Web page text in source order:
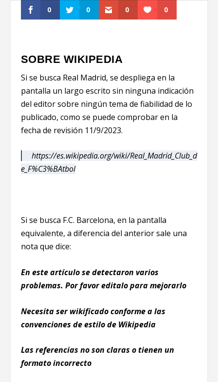
0 0 0 0
SOBRE WIKIPEDIA
Si se busca Real Madrid, se despliega en la
pantalla un largo escrito sin ninguna indicación
del editor sobre ningún tema de fiabilidad de lo
publicado, como se puede comprobar en la
fecha de revisión 11/9/2023.
https://es.wikipedia.org/wiki/Real_Madrid_Club_d
e_F%C3%BAtbol
Si se busca F.C. Barcelona, en la pantalla
equivalente, a diferencia del anterior sale una
nota que dice:
En este artículo se detectaron varios
problemas. Por favor editalo para mejorarlo
Necesita ser wikificado conforme a las
convenciones de estilo de Wikipedia
Las referencias no son claras o tienen un
formato incorrecto